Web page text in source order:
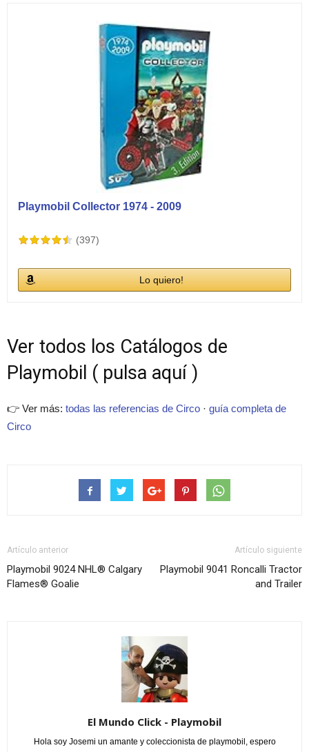
Playmobil Collector 1974 - 2009
(397)
Lo quiero!
Ver todos los Catálogos de
Playmobil ( pulsa aquí )
👉 Ver más: todas las referencias de Circo · guía completa de
Circo
Artículo anterior
Playmobil 9024 NHL® Calgary
Flames® Goalie
Artículo siguiente
Playmobil 9041 Roncalli Tractor
and Trailer
El Mundo Click - Playmobil
Hola soy Josemi un amante y coleccionista de playmobil, espero